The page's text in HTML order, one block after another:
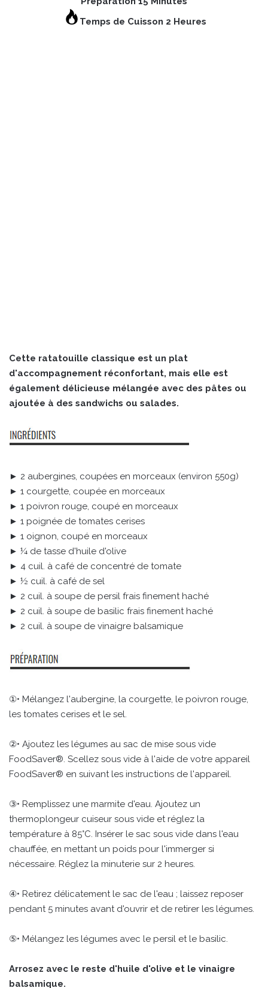
Temps de Cuisson 2 Heures
Cette ratatouille classique est un plat
d'accompagnement réconfortant, mais elle est
également délicieuse mélangée avec des pâtes ou
ajoutée à des sandwichs ou salades.
► 2 aubergines, coupées en morceaux (environ 550g)
► 1 courgette, coupée en morceaux
► 1 poivron rouge, coupé en morceaux
► 1 poignée de tomates cerises
► 1 oignon, coupé en morceaux
► ¼ de tasse d'huile d'olive
► 4 cuil. à café de concentré de tomate
► ½ cuil. à café de sel
► 2 cuil. à soupe de persil frais finement haché
► 2 cuil. à soupe de basilic frais finement haché
► 2 cuil. à soupe de vinaigre balsamique
①• Mélangez l'aubergine, la courgette, le poivron rouge,
les tomates cerises et le sel.
②• Ajoutez les légumes au sac de mise sous vide
FoodSaver®. Scellez sous vide à l'aide de votre appareil
FoodSaver® en suivant les instructions de l'appareil.
③• Remplissez une marmite d'eau. Ajoutez un
thermoplongeur cuiseur sous vide et réglez la
température à 85°C. Insérer le sac sous vide dans l'eau
chauffée, en mettant un poids pour l'immerger si
nécessaire. Réglez la minuterie sur 2 heures.
④• Retirez délicatement le sac de l'eau ; laissez reposer
pendant 5 minutes avant d'ouvrir et de retirer les légumes.
⑤• Mélangez les légumes avec le persil et le basilic.
Arrosez avec le reste d'huile d'olive et le vinaigre
balsamique.